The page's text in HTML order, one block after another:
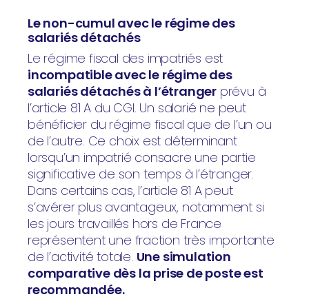
Le non-cumul avec le régime des
salariés détachés
Le régime fiscal des impatriés est
incompatible avec le régime des
salariés détachés à l’étranger prévu à
l’article 81 A du CGI. Un salarié ne peut
bénéficier du régime fiscal que de l’un ou
de l’autre. Ce choix est déterminant
lorsqu’un impatrié consacre une partie
significative de son temps à l’étranger.
Dans certains cas, l’article 81 A peut
s’avérer plus avantageux, notamment si
les jours travaillés hors de France
représentent une fraction très importante
de l’activité totale. Une simulation
comparative dès la prise de poste est
recommandée.